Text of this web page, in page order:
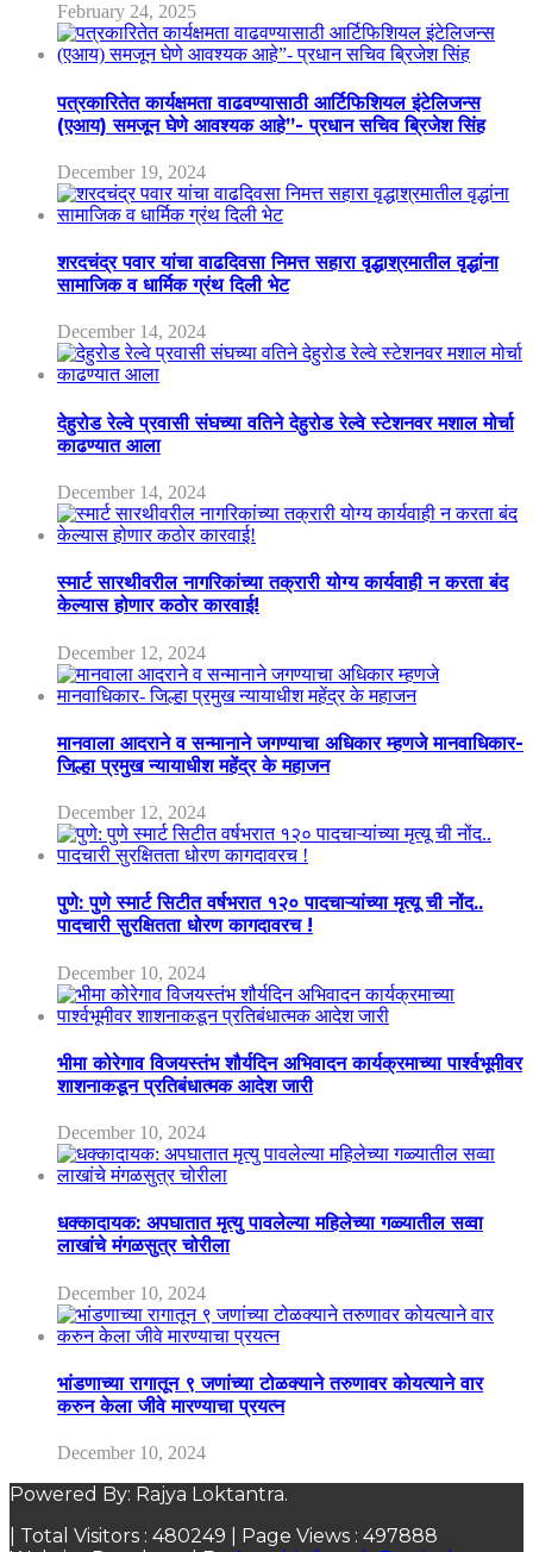
February 24, 2025
पत्रकारितेत कार्यक्षमता वाढवण्यासाठी आर्टिफिशियल इंटेलिजन्स
(एआय) समजून घेणे आवश्यक आहे”- प्रधान सचिव ब्रिजेश सिंह
December 19, 2024
शरदचंद्र पवार यांचा वाढदिवसा निमत्त सहारा वृद्धाश्रमातील वृद्धांना
सामाजिक व धार्मिक ग्रंथ दिली भेट
December 14, 2024
देहुरोड रेल्वे प्रवासी संघच्या वतिने देहुरोड रेल्वे स्टेशनवर मशाल मोर्चा
काढण्यात आला
December 14, 2024
स्मार्ट सारथीवरील नागरिकांच्या तक्रारी योग्य कार्यवाही न करता बंद
केल्यास होणार कठोर कारवाई!
December 12, 2024
मानवाला आदराने व सन्मानाने जगण्याचा अधिकार म्हणजे मानवाधिकार-
जिल्हा प्रमुख न्यायाधीश महेंद्र के महाजन
December 12, 2024
पुणे: पुणे स्मार्ट सिटीत वर्षभरात १२० पादचाऱ्यांच्या मृत्यू ची नोंद..
पादचारी सुरक्षितता धोरण कागदावरच !
December 10, 2024
भीमा कोरेगाव विजयस्तंभ शौर्यदिन अभिवादन कार्यक्रमाच्या पार्श्वभूमीवर
शाशनाकडून प्रतिबंधात्मक आदेश जारी
December 10, 2024
धक्कादायक: अपघातात मृत्यु पावलेल्या महिलेच्या गळ्यातील सव्वा
लाखांचे मंगळसुत्र चोरीला
December 10, 2024
भांडणाच्या रागातून ९ जणांच्या टोळक्याने तरुणावर कोयत्याने वार
करुन केला जीवे मारण्याचा प्रयत्न
December 10, 2024
Powered By: Rajya Loktantra.
| Total Visitors : 480249 | Page Views : 497888